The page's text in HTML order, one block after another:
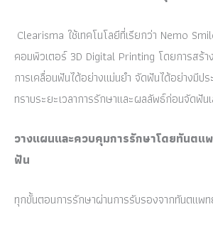
Clearisma ใช้เทคโนโลยีที่เรียกว่า Nemo
คอมพิวเตอร์ 3D Digital Printing โดยการสร้า
การเคลื่อนฟันได้อย่างแม่นยำ จัดฟันได้อย่างมีป
ทราบระยะเวลาการรักษาและผลลัพธ์ก่อนจัดฟัน
วางแผนและควบคุมการรักษาโดยทันตแ
ฟัน
ทุกขั้นตอนการรักษาผ่านการรับรองจากทันตแพ